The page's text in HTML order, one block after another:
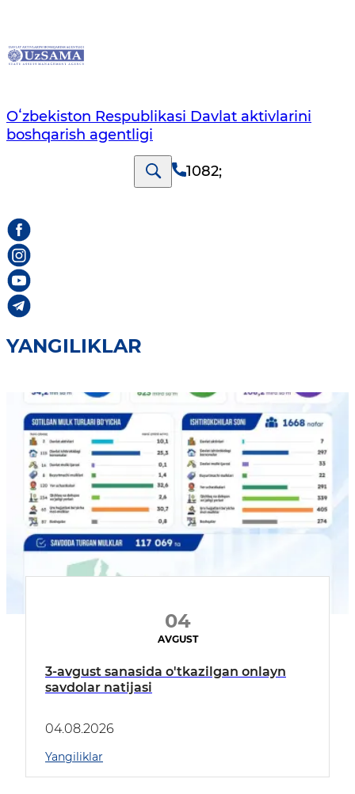
Oʻzbekiston Respublikasi Davlat aktivlarini
boshqarish agentligi
1082;
YANGILIKLAR
04
AVGUST
3-avgust sanasida o'tkazilgan onlayn
savdolar natijasi
04.08.2026
Yangiliklar